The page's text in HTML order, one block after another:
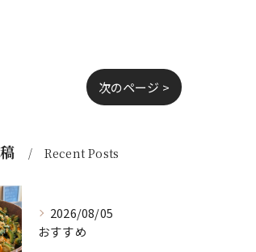
次のページ >
Recent Posts
2026/08/05
おすすめ